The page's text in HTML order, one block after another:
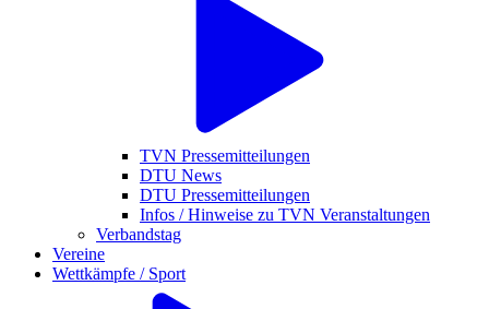
TVN Pressemitteilungen
DTU News
DTU Pressemitteilungen
Infos / Hinweise zu TVN Veranstaltungen
Verbandstag
Vereine
Wettkämpfe / Sport